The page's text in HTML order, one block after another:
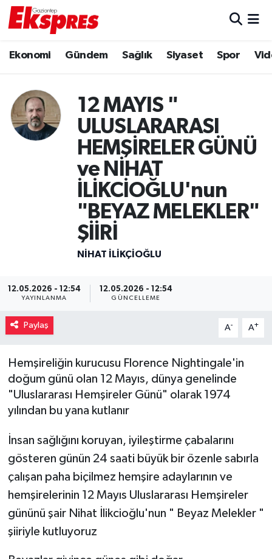
Ekonomi Gündem Sağlık Siyaset Spor
12 MAYIS "
ULUSLARARASI
HEMŞİRELER GÜNÜ
ve NİHAT
İLİKCİOĞLU'nun
"BEYAZ MELEKLER"
ŞİİRİ
NIHAT İLIKÇIOĞLU
12.05.2026 - 12:54
YAYINLANMA
12.05.2026 - 12:54
GÜNCELLEME
Paylaş A- A+
Hemşireliğin kurucusu Florence Nightingale'in
doğum günü olan 12 Mayıs, dünya genelinde
"Uluslararası Hemşireler Günü" olarak 1974
yılından bu yana kutlanır
İnsan sağlığını koruyan, iyileştirme çabalarını
gösteren günün 24 saati büyük bir özenle sabırla
çalışan paha biçilmez hemşire adaylarının ve
hemşirelerinin 12 Mayıs Uluslararası Hemşireler
gününü şair Nihat İlikcioğlu'nun " Beyaz Melekler "
şiiriyle kutluyoruz
Ekonomi
Gaziantep son dakika
Genel
Kültür Sanat
Müzik
Piyasa
Resmi İlanlar
Sağlık
Sinemalar
Siyaset
Spor
Teknoloji
Trafik Durumu
Puan Durumu ve Fikstür
Tüm Manşetler
Son Dakika Haberleri
Haber Arşivi